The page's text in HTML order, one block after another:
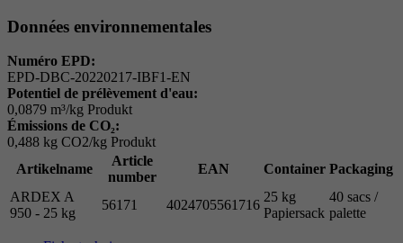
Données environnementales
Numéro EPD:
EPD-DBC-20220217-IBF1-EN
Potentiel de prélèvement d'eau:
0,0879 m³/kg Produkt
Émissions de CO₂:
0,488 kg CO2/kg Produkt
Artikelname
Article
number
EAN Container Packaging
ARDEX A
950 - 25 kg
56171 4024705561716
25 kg
Papiersack
40 sacs /
palette